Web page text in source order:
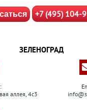
+7 (495) 104-
ЗЕЛЕНОГРАД
аллея, 4с3